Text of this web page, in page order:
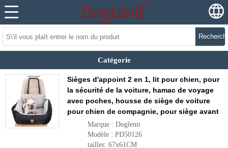
Catégorie
Sièges d'appoint 2 en 1, lit pour chien, pour
la sécurité de la voiture, hamac de voyage
avec poches, housse de siège de voiture
pour chien de compagnie, pour siège avant
Marque : Doglemi
Modèle : PD50126
tailles: 67x61CM